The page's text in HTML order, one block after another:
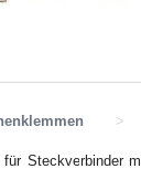
>
Steckverbinder